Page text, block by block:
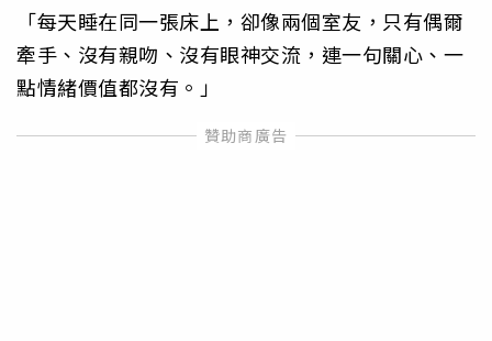
「每天睡在同一張床上，卻像兩個室友，只有偶爾
牽手、沒有親吻、沒有眼神交流，連一句關心、一
點情緒價值都沒有。」